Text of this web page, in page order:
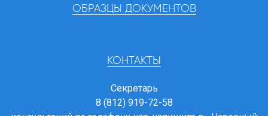
ОБРАЗЦЫ ДОКУМЕНТОВ
КОНТАКТЫ
Секретарь
8 (812) 919-72-58